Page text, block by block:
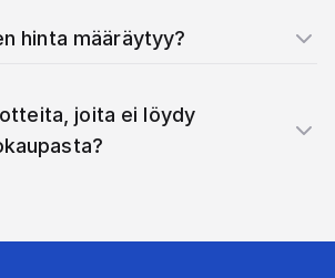
hinta määräytyy?
joita ei löydy